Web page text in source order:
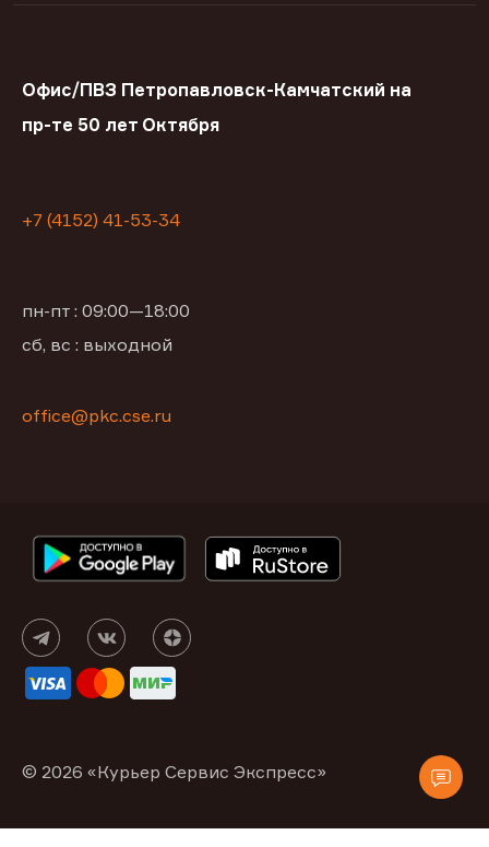
Офис/ПВЗ Петропавловск-Камчатский на
пр-те 50 лет Октября
+7 (4152) 41-53-34
пн-пт : 09:00—18:00
сб, вс : выходной
office@pkc.cse.ru
© 2026 «Курьер Сервис Экспресс»